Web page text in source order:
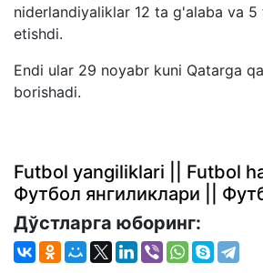
niderlandiyaliklar 12 ta g'alaba va
etishdi.
Endi ular 29 noyabr kuni Qatarga
borishadi.
Futbol yangiliklari || Futbol
Футбол янгиликлари ||
Дўстларга юборинг: